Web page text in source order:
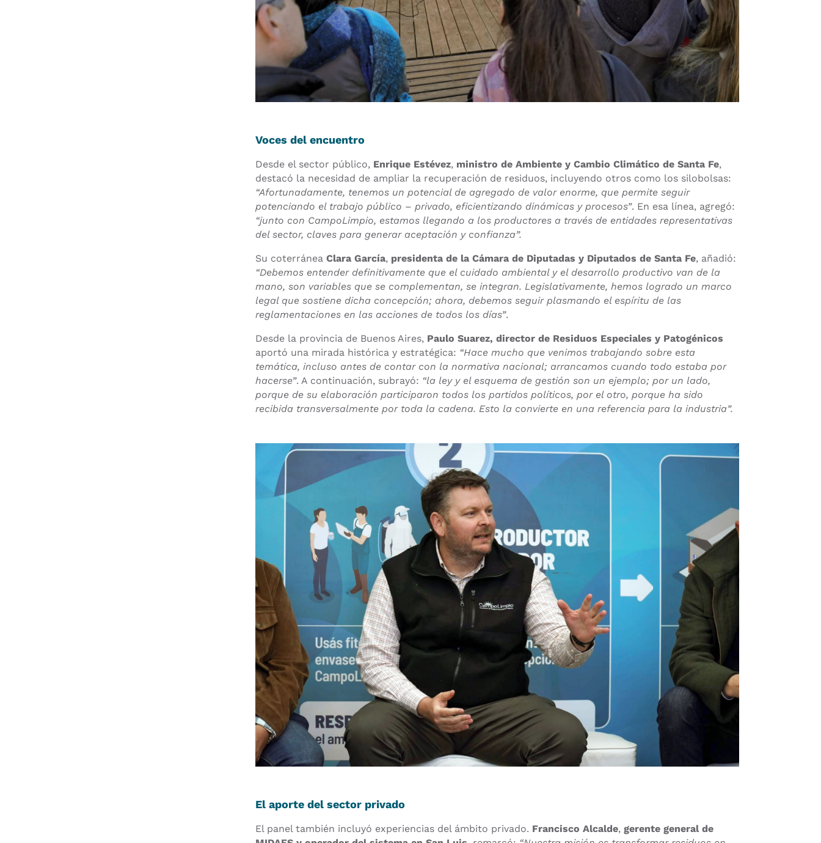
Voces del encuentro
Desde el sector público, Enrique Estévez, ministro de Ambiente y Cambio Climático de Santa Fe,
destacó la necesidad de ampliar la recuperación de residuos, incluyendo otros como los silobolsas:
“Afortunadamente, tenemos un potencial de agregado de valor enorme, que permite seguir
potenciando el trabajo público – privado, eficientizando dinámicas y procesos”. En esa línea, agregó:
“junto con CampoLimpio, estamos llegando a los productores a través de entidades representativas
del sector, claves para generar aceptación y confianza”.
Su coterránea Clara García, presidenta de la Cámara de Diputadas y Diputados de Santa Fe, añadió:
“Debemos entender definitivamente que el cuidado ambiental y el desarrollo productivo van de la
mano, son variables que se complementan, se integran. Legislativamente, hemos logrado un marco
legal que sostiene dicha concepción; ahora, debemos seguir plasmando el espíritu de las
reglamentaciones en las acciones de todos los días”.
Desde la provincia de Buenos Aires, Paulo Suarez, director de Residuos Especiales y Patogénicos
aportó una mirada histórica y estratégica: “Hace mucho que venimos trabajando sobre esta
temática, incluso antes de contar con la normativa nacional; arrancamos cuando todo estaba por
hacerse”. A continuación, subrayó: “la ley y el esquema de gestión son un ejemplo; por un lado,
porque de su elaboración participaron todos los partidos políticos, por el otro, porque ha sido
recibida transversalmente por toda la cadena. Esto la convierte en una referencia para la industria”.
El aporte del sector privado
El panel también incluyó experiencias del ámbito privado. Francisco Alcalde, gerente general de